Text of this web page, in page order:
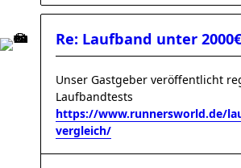
Re: Laufband unter 2000€
Unser Gastgeber veröffentlicht
Laufbandtests
https://www.runnersworld.de/
vergleich/